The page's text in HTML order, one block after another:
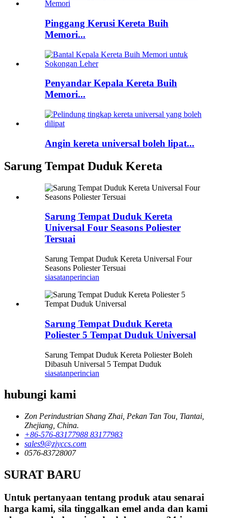
Pinggang Kerusi Kereta Buih
Memori...
Penyandar Kepala Kereta Buih
Memori...
Angin kereta universal boleh lipat...
Sarung Tempat Duduk Kereta
Sarung Tempat Duduk Kereta
Universal Four Seasons Poliester
Tersuai
Sarung Tempat Duduk Kereta Universal Four
Seasons Poliester Tersuai
siasatanperincian
Sarung Tempat Duduk Kereta
Poliester 5 Tempat Duduk Universal
Sarung Tempat Duduk Kereta Poliester Boleh
Dibasuh Universal 5 Tempat Duduk
siasatanperincian
hubungi kami
Zon Perindustrian Shang Zhai, Pekan Tan Tou, Tiantai,
Zhejiang, China.
+86-576-83177988 83177983
sales9@zjyccs.com
0576-83728007
SURAT BARU
Untuk pertanyaan tentang produk atau senarai
harga kami, sila tinggalkan emel anda dan kami